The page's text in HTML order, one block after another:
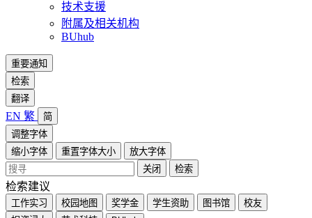
技术支援
附属及相关机构
BUhub
重要通知
检索
翻译
EN 繁
简
调整字体
缩小字体
重置字体大小
放大字体
关闭
检索
检索建议
工作实习 校园地图 奖学金 学生资助 图书馆
校友